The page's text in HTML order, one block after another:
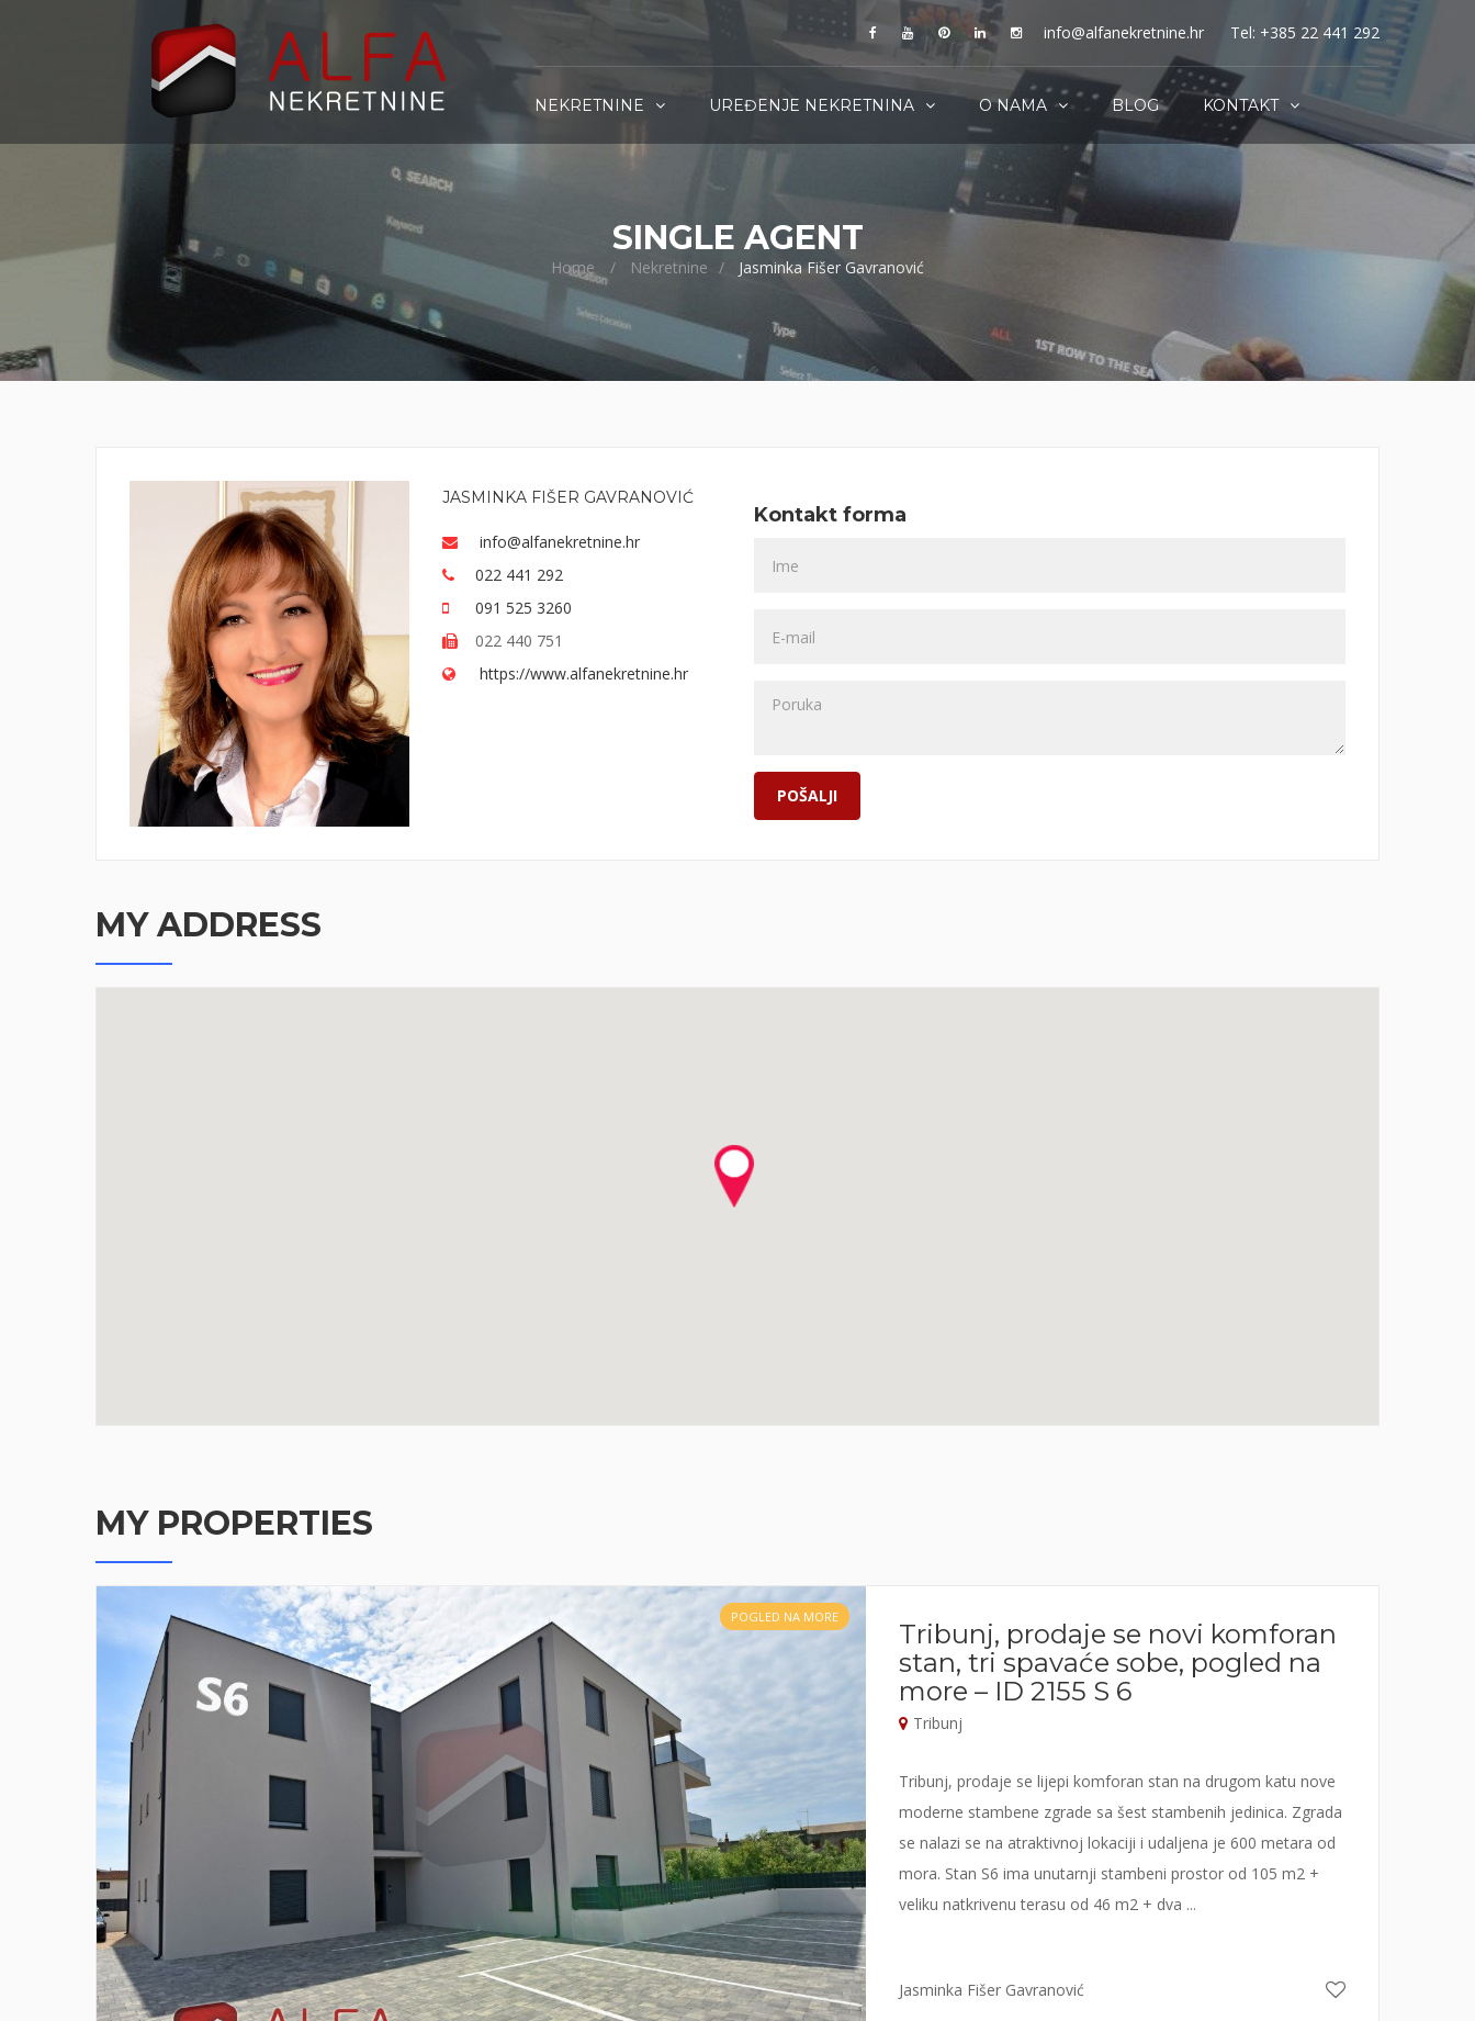
info@alfanekretnine.hrTel: +385 22 441 292
NEKRETNINE UREĐENJE NEKRETNINA O NAMA BLOG KONTAKT
SINGLE AGENT
Home Nekretnine Jasminka Fišer Gavranović
JASMINKA FIŠER GAVRANOVIĆ
info@alfanekretnine.hr
022 441 292
091 525 3260
022 440 751
https://www.alfanekretnine.hr
Kontakt forma
POŠALJI
MY ADDRESS
MY PROPERTIES
POGLED NA MORE
Tribunj, prodaje se novi komforan
stan, tri spavaće sobe, pogled na
more – ID 2155 S 6
Tribunj
Tribunj, prodaje se lijepi komforan stan na drugom katu nove
moderne stambene zgrade sa šest stambenih jedinica. Zgrada
se nalazi se na atraktivnoj lokaciji i udaljena je 600 metara od
mora. Stan S6 ima unutarnji stambeni prostor od 105 m2 +
veliku natkrivenu terasu od 46 m2 + dva ...
Jasminka Fišer Gavranović